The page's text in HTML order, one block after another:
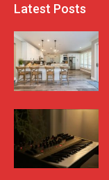
Latest Posts